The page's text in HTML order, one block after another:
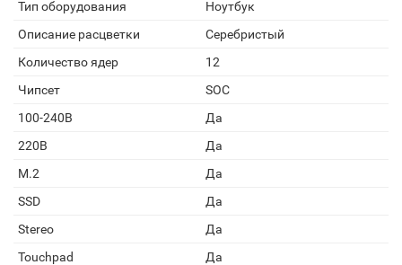
Тип оборудования
Ноутбук
Описание расцветки
Серебристый
Количество ядер
12
Чипсет
SOC
100-240В
Да
220В
Да
M.2
Да
SSD
Да
Stereo
Да
Touchpad
Да